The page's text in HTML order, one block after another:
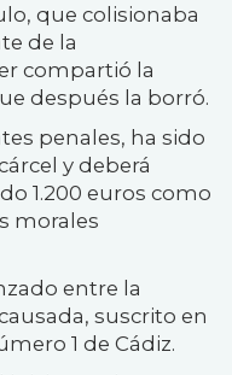
que colisionaba
de la
compartió la
después la borró.
penales, ha sido
y deberá
1.200 euros como
morales
entre la
suscrito en
1 de Cádiz.